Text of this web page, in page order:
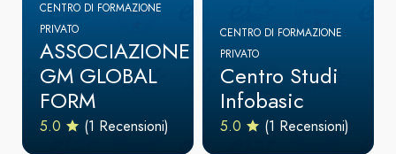
CENTRO DI FORMAZIONE
PRIVATO
ASSOCIAZIONE
GM GLOBAL
FORM
5.0 (1 Recensioni)
CENTRO DI FORMAZIONE
PRIVATO
Centro Studi
Infobasic
5.0 (1 Recensioni)